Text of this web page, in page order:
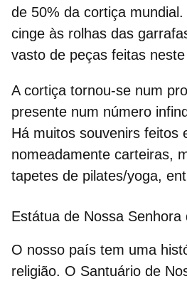
de 50% da cortiça
cinge às rolhas das
vasto de peças feitas
A cortiça tornou-se num
presente num número
Há muitos souvenirs feitos
nomeadamente carteiras,
tapetes de pilates/yoga,
Estátua de Nossa Senhora
O nosso país tem uma
religião. O Santuário de